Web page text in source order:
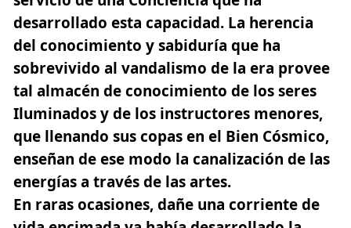
desarrollado esta capacidad. La herencia
del conocimiento y sabiduría que ha
sobrevivido al vandalismo de la era provee
tal almacén de conocimiento de los seres
Iluminados y de los instructores menores,
que llenando sus copas en el Bien Cósmico,
enseñan de ese modo la canalización de las
energías a través de las artes.
En raras ocasiones, dañe una corriente de